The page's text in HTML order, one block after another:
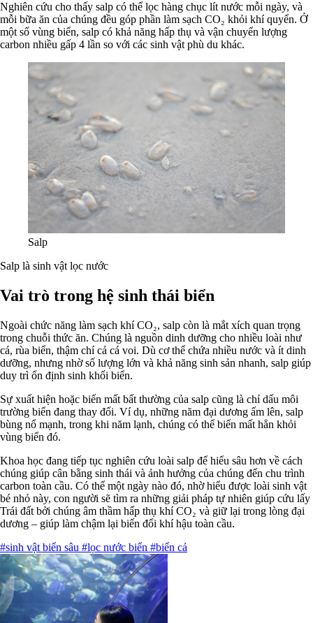
Nghiên cứu cho thấy salp có thể lọc hàng chục lít nước mỗi ngày, và
mỗi bữa ăn của chúng đều góp phần làm sạch CO₂ khỏi khí quyển. Ở
một số vùng biển, salp có khả năng hấp thụ và vận chuyển lượng
carbon nhiều gấp 4 lần so với các sinh vật phù du khác.
Salp
Salp là sinh vật lọc nước
Vai trò trong hệ sinh thái biển
Ngoài chức năng làm sạch khí CO₂, salp còn là mắt xích quan trọng
trong chuỗi thức ăn. Chúng là nguồn dinh dưỡng cho nhiều loài như
cá, rùa biển, thậm chí cả cá voi. Dù cơ thể chứa nhiều nước và ít dinh
dưỡng, nhưng nhờ số lượng lớn và khả năng sinh sản nhanh, salp giúp
duy trì ổn định sinh khối biển.
Sự xuất hiện hoặc biến mất bất thường của salp cũng là chỉ dấu môi
trường biển đang thay đổi. Ví dụ, những năm đại dương ấm lên, salp
bùng nổ mạnh, trong khi năm lạnh, chúng có thể biến mất hẳn khỏi
vùng biển đó.
Khoa học đang tiếp tục nghiên cứu loài salp để hiểu sâu hơn về cách
chúng giúp cân bằng sinh thái và ảnh hưởng của chúng đến chu trình
carbon toàn cầu. Có thể một ngày nào đó, nhờ hiểu được loài sinh vật
bé nhỏ này, con người sẽ tìm ra những giải pháp tự nhiên giúp cứu lấy
Trái đất bởi chúng âm thầm hấp thụ khí CO₂ và giữ lại trong lòng đại
dương – giúp làm chậm lại biến đổi khí hậu toàn cầu.
#sinh vật biển sâu #lọc nước biển #biển cả